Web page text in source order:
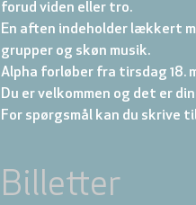
forud viden eller tro.
En aften indeholder lækkert
grupper og skøn musik.
Alpha forløber fra tirsdag 18.
Du er velkommen og det er
For spørgsmål kan du skrive
Billetter